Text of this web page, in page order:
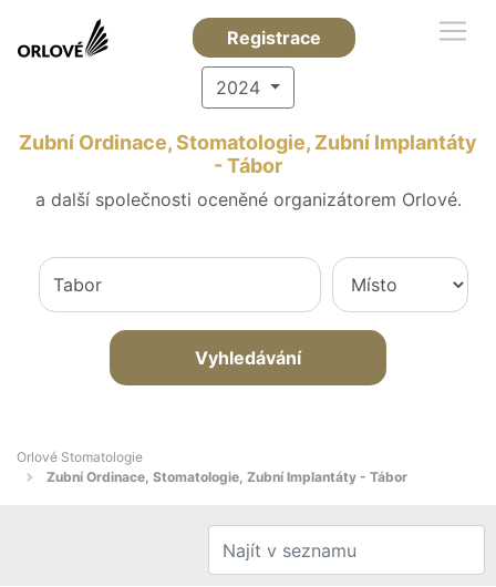
Registrace
2024
Zubní Ordinace, Stomatologie, Zubní Implantáty
- Tábor
a další společnosti oceněné organizátorem Orlové.
Vyhledávání
Orlové Stomatologie
Zubní Ordinace, Stomatologie, Zubní Implantáty - Tábor